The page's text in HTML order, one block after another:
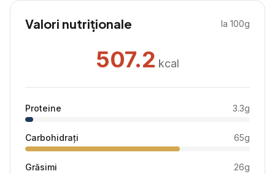
Valori nutriționale la 100g
507.2 kcal
Proteine 3.3g
Carbohidrați 65g
Grăsimi 26g